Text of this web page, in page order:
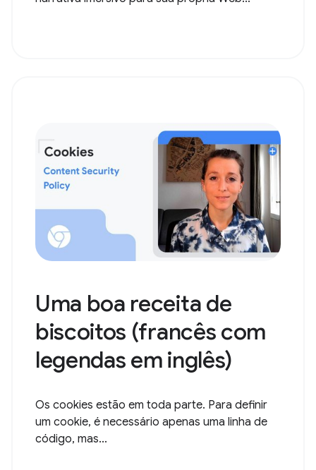
Uma boa receita de
biscoitos (francês com
legendas em inglês)
Os cookies estão em toda parte. Para definir
um cookie, é necessário apenas uma linha de
código, mas...